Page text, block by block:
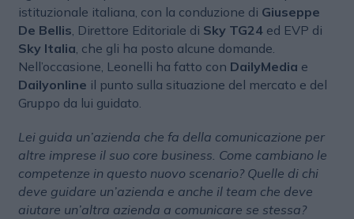
istituzionale italiana, con la conduzione di Giuseppe
De Bellis, Direttore Editoriale di Sky TG24ed EVP di
Sky Italia, che gli ha posto alcune domande.
Nell’occasione, Leonelli ha fatto con DailyMedia e
Dailyonline il punto sulla situazione del mercato e del
Gruppo da lui guidato.
Lei guida un’azienda che fa della comunicazione per
altre imprese il suo core business. Come cambiano le
competenze in questo nuovo scenario? Quelle di chi
deve guidare un’azienda e anche il team che deve
aiutare un’altra azienda a comunicare se stessa?